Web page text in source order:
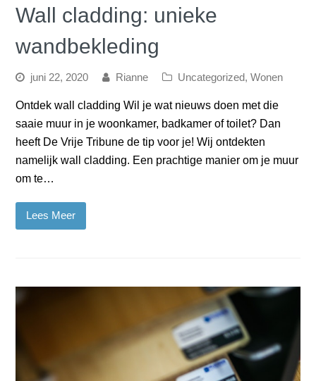
Wall cladding: unieke
wandbekleding
juni 22, 2020 Rianne Uncategorized,Wonen
Ontdek wall cladding Wil je wat nieuws doen met die
saaie muur in je woonkamer, badkamer of toilet? Dan
heeft De Vrije Tribune de tip voor je! Wij ontdekten
namelijk wall cladding. Een prachtige manier om je muur
om te…
Lees Meer